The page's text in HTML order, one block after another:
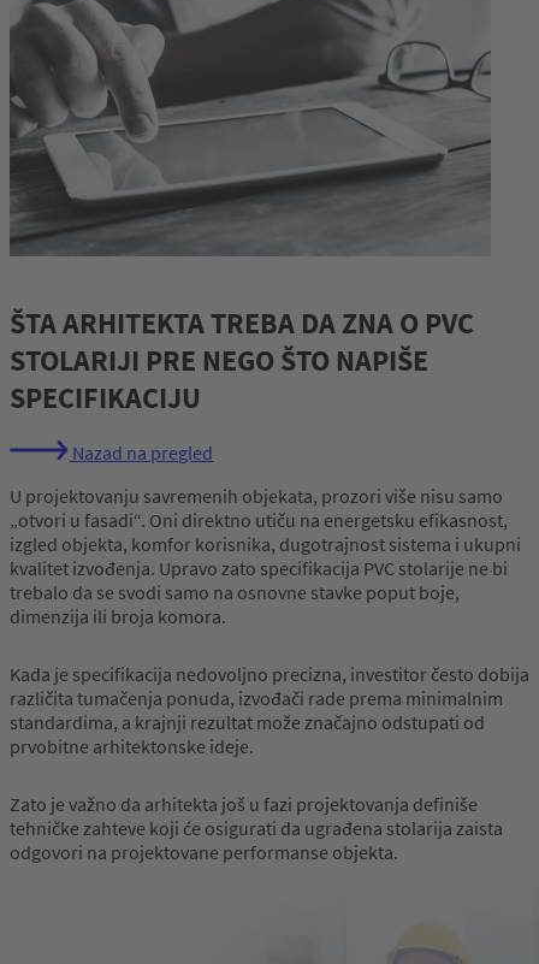
ŠTA ARHITEKTA TREBA DA ZNA O PVC
STOLARIJI PRE NEGO ŠTO NAPIŠE
SPECIFIKACIJU
Nazad na pregled
U projektovanju savremenih objekata, prozori više nisu samo
„otvori u fasadi“. Oni direktno utiču na energetsku efikasnost,
izgled objekta, komfor korisnika, dugotrajnost sistema i ukupni
kvalitet izvođenja. Upravo zato specifikacija PVC stolarije ne bi
trebalo da se svodi samo na osnovne stavke poput boje,
dimenzija ili broja komora.
Kada je specifikacija nedovoljno precizna, investitor često dobija
različita tumačenja ponuda, izvođači rade prema minimalnim
standardima, a krajnji rezultat može značajno odstupati od
prvobitne arhitektonske ideje.
Zato je važno da arhitekta još u fazi projektovanja definiše
tehničke zahteve koji će osigurati da ugrađena stolarija zaista
odgovori na projektovane performanse objekta.